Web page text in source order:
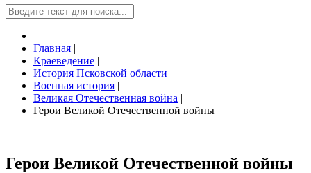
Главная |
Краеведение |
История Псковской области |
Военная история |
Великая Отечественная война |
Герои Великой Отечественной войны
Герои Великой Отечественной войны